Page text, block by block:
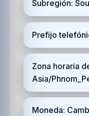
Subregión:
Prefijo
Zona horaria
Asia/
Moneda: